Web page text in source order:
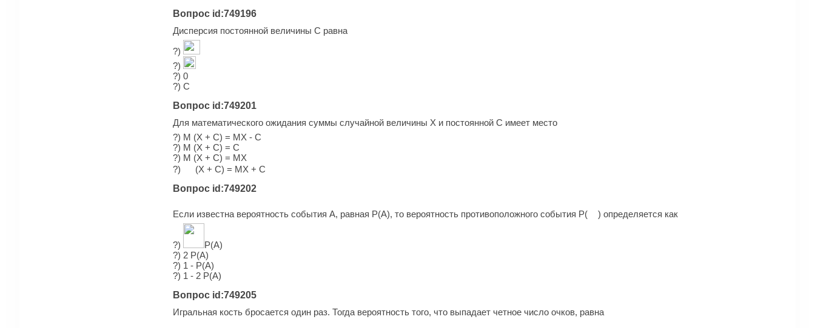
Вопрос id:749196
Дисперсия постоянной величины C равна
?)
?)
?) 0
?) C
Вопрос id:749201
Для математического ожидания суммы случайной величины Х и постоянной С имеет место
?) M (X + C) = MX - C
?) M (X + C) = C
?) M (X + C) = MX
?)
(X + C) = MX + C
Вопрос id:749202
Если известна вероятность события А, равная Р(А), то вероятность противоположного события Р( ) определяется как
?)
Р(А)
?) 2 Р(А)
?) 1 - Р(А)
?) 1 - 2 Р(А)
Вопрос id:749205
Игральная кость бросается один раз. Тогда вероятность того, что выпадает четное число очков, равна